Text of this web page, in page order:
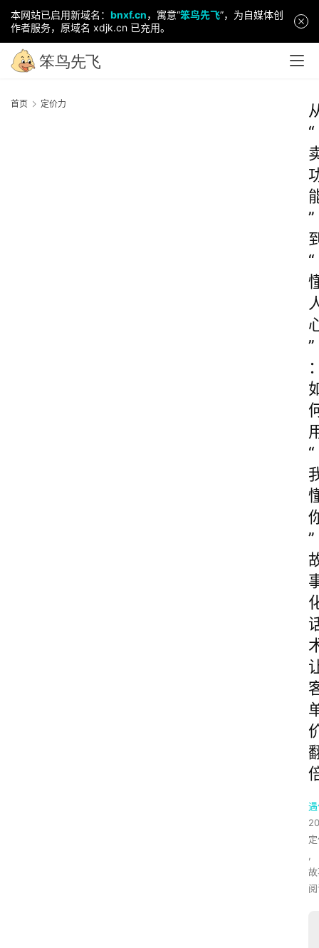
本网站已启用新域名： bnxf.cn，寓意“笨鸟先飞”，为自媒体创
作者服务，原域名 xdjk.cn 已充用。
首页 定价力
“
”
“
”
“
”
,